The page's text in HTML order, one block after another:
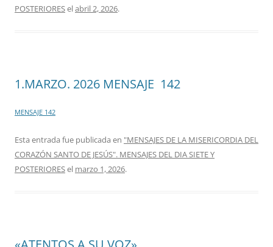
POSTERIORESelabril 2, 2026.
1.MARZO. 2026 MENSAJE 142
MENSAJE 142
Esta entrada fue publicada en "MENSAJES DE LA MISERICORDIA DEL
CORAZÓN SANTO DE JESÚS". MENSAJES DEL DIA SIETE Y
POSTERIORESel marzo 1, 2026.